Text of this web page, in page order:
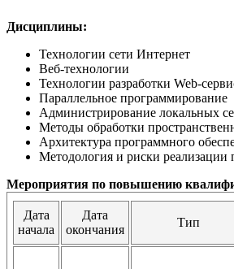
Дисциплины:
Технологии сети Интернет
Веб-технологии
Технологии разработки Web-
Параллельное программирование
Администрирование локальных
Методы обработки
Архитектура программного
Методология и риски реализации
Мероприятия по повышению
Дата
начала
Дата
окончания
Тип